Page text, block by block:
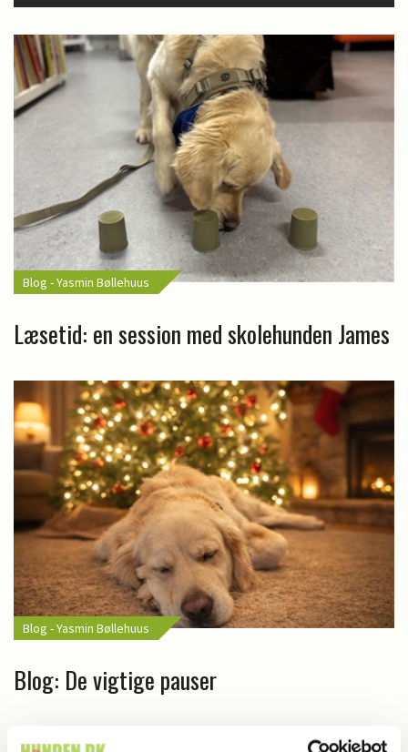
Blog - Yasmin Bøllehuus
Læsetid: en session med skolehunden James
Blog - Yasmin Bøllehuus
Blog: De vigtige pauser